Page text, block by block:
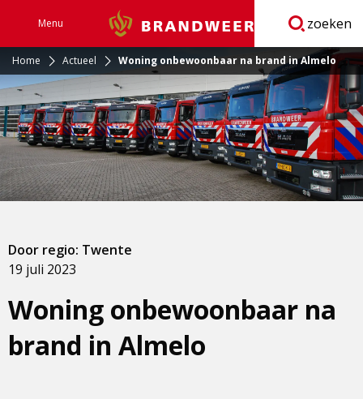
Menu Brandweer zoeken
Home Actueel Woning onbewoonbaar na brand in Almelo
Woning onbewoonbaar na
brand in Almelo
19 juli 2023
Door regio: Twente